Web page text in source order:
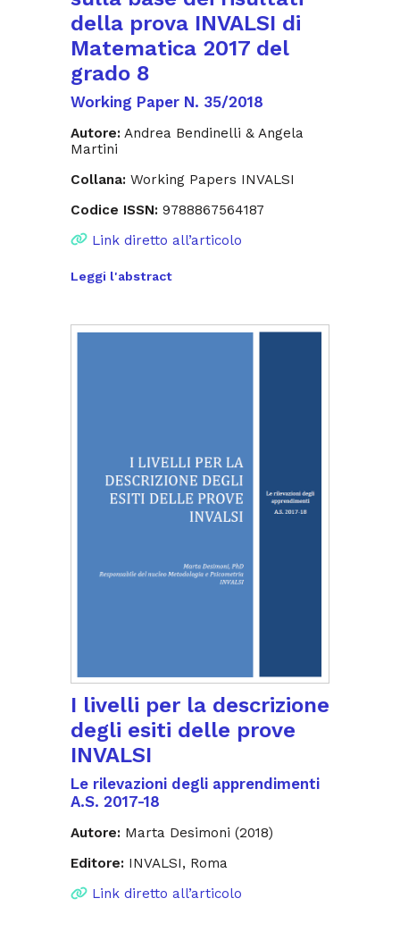
della prova INVALSI di
Matematica 2017 del
grado 8
Working Paper N. 35/2018
Autore: Andrea Bendinelli & Angela
Martini
Collana: Working Papers INVALSI
Codice ISSN: 9788867564187
Link diretto all’articolo
Leggi l'abstract
I livelli per la descrizione
degli esiti delle prove
INVALSI
Le rilevazioni degli apprendimenti
A.S. 2017-18
Autore: Marta Desimoni (2018)
Editore: INVALSI, Roma
Link diretto all’articolo